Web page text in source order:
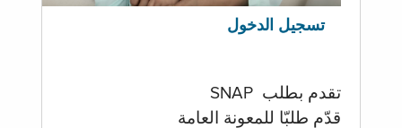
تسجيل الدخول
تقدم بطلب SNAP
قدّم طلبّا للمعونة العامة